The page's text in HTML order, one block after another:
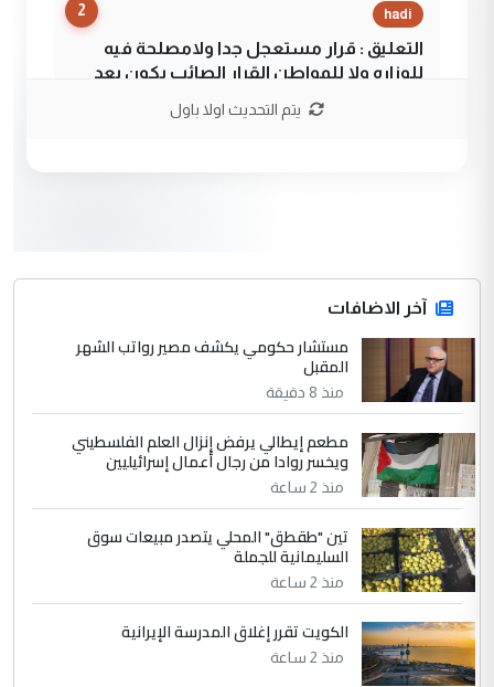
2 hadi
التعليق : قرار مستعجل جدا ولامصلحة فيه
للوزاره ولا للمواطن القرار الصائب يكون بعد
جنسية الرافد الثالث للعراق ومن اصول عريقة
ابا فرات ...
الموضوع :
الجواهري يرد على صدام حسين سل
مضجعيك يابن الزنا (نص كامل)
سردار
التعليق : واحد من عصابة علي ماما يسقط
جنسية الرافد الثالث للعراق ومن اصول عريقة
ابا فرات ...
الموضوع :
الجواهري يرد على صدام حسين سل
مضجعيك يابن الزنا (نص كامل)
حيدر عاشور
التعليق : تحياتي لك استاذ حامدتركان. كلام
يتم التحديث اولا باول
آخر الاضافات
مستشار حكومي يكشف مصير رواتب الشهر
المقبل
منذ 8 دقيقة
مطعم إيطالي يرفض إنزال العلم الفلسطيني
ويخسر روادا من رجال أعمال إسرائيليين
منذ 2 ساعة
تين "طقطق" المحلي يتصدر مبيعات سوق
السليمانية للجملة
منذ 2 ساعة
الكويت تقرر إغلاق المدرسة الإيرانية
منذ 2 ساعة